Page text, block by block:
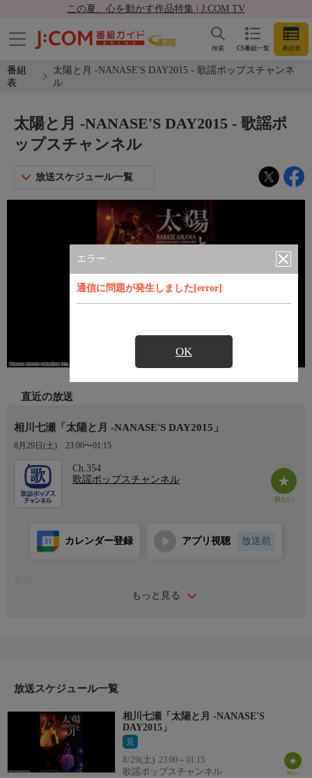
この夏、心を動かす作品特集 | J:COM TV
CS番組一覧 番組表
検索
番組
表
太陽と月 -NANASE'S DAY2015 - 歌謡ポップスチャンネ
ル
エラー
通信に問題が発生しました[error]
OK
太陽と月 -NANASE'S DAY2015 - 歌謡ポ
ップスチャンネル
放送スケジュール一覧
直近の放送
相川七瀬「太陽と月 -NANASE'S DAY2015」
8月29日(土) 23:00〜01:15
Ch.354
歌謡ポップスチャンネル
もっと見る
カレンダー登録 アプリ視聴 放送前
♪トラブルメイカー
♪LIE LIE LIE
♪FLY TO RAINBOW RAY
放送スケジュール一覧
相川七瀬「太陽と月 -NANASE'S
DAY2015」
見
8/29(土) 23:00～01:15
歌謡ポップスチャンネル